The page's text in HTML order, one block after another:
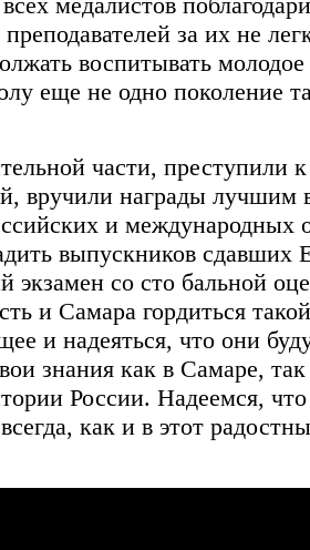
за их не
воспитывать
еще не одно поколение
части, преступили
вручили награды лучшим
и международных
выпускников сдавших
экзамен со сто бальной
и Самара гордиться
и надеяться, что они
знания как в Самаре,
России. Надеемся, что
как и в этот